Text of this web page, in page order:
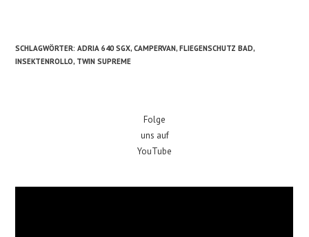
SCHLAGWÖRTER:ADRIA 640 SGX, CAMPERVAN, FLIEGENSCHUTZ BAD,
INSEKTENROLLO, TWIN SUPREME
Folge
uns auf
YouTube